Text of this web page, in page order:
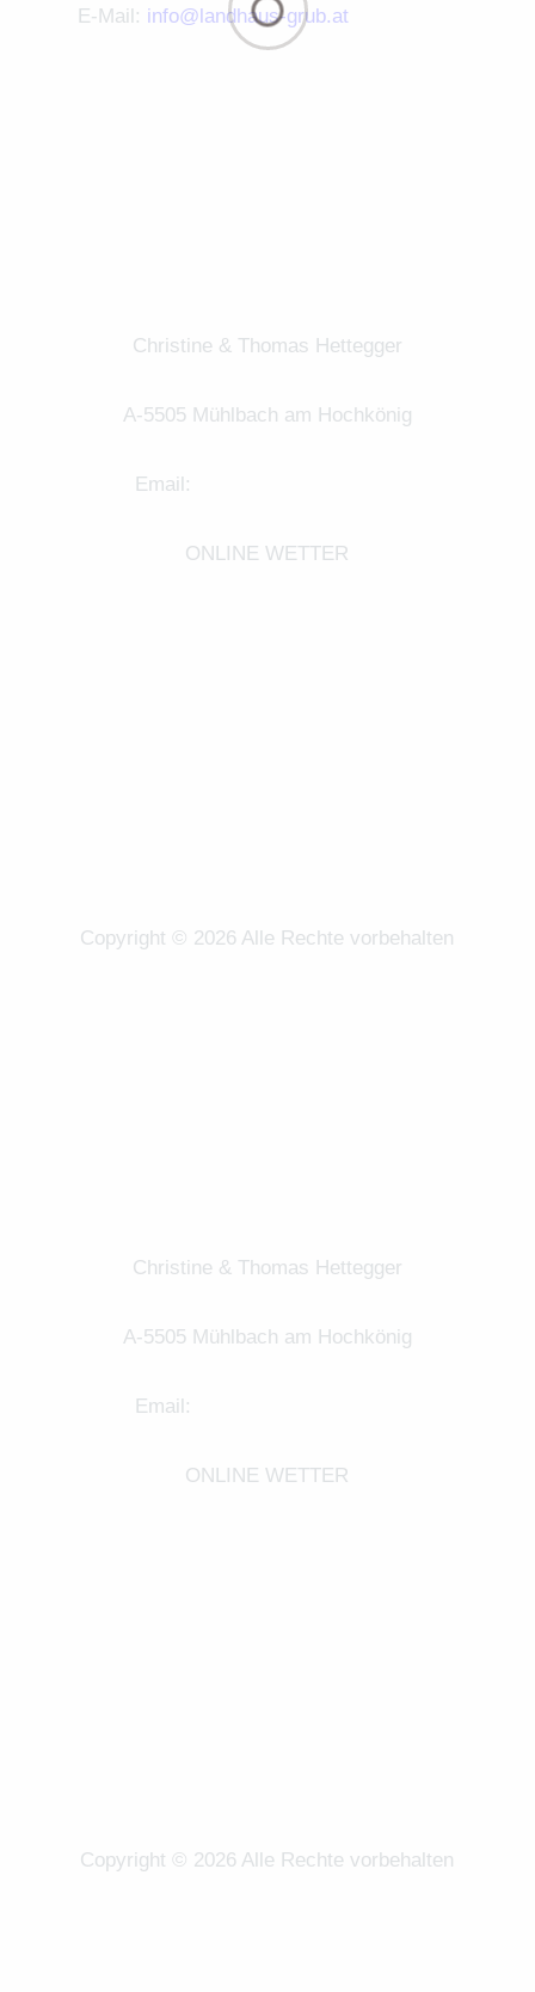
E-Mail: info@landhaus-grub.at
Christine & Thomas Hettegger
A-5505 Mühlbach am Hochkönig
Email:
ONLINE WETTER
Copyright © 2026 Alle Rechte vorbehalten
Christine & Thomas Hettegger
A-5505 Mühlbach am Hochkönig
Email:
ONLINE WETTER
Copyright © 2026 Alle Rechte vorbehalten